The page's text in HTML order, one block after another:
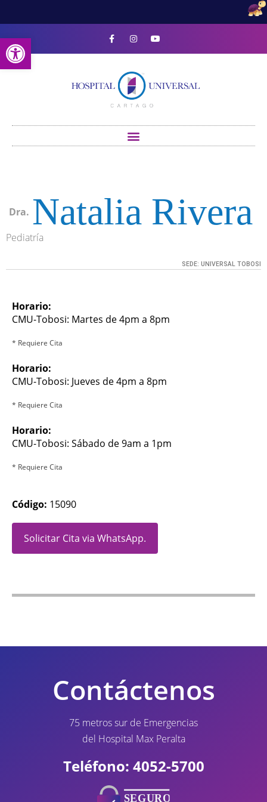
Open toolbar
Dra. Natalia Rivera
Pediatría
SEDE: UNIVERSAL TOBOSI
Horario:
CMU-Tobosi: Martes de 4pm a 8pm
* Requiere Cita
Horario:
CMU-Tobosi: Jueves de 4pm a 8pm
* Requiere Cita
Horario:
CMU-Tobosi: Sábado de 9am a 1pm
* Requiere Cita
Código: 15090
Solicitar Cita via WhatsApp.
Contáctenos
75 metros sur de Emergencias
del Hospital Max Peralta
Teléfono: 4052-5700